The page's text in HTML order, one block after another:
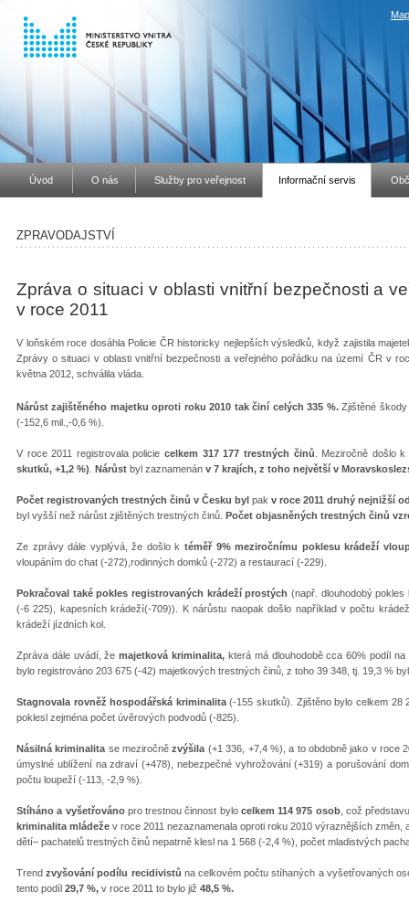
Úvod O nás Služby pro veřejnost Informační servis
ZPRAVODAJSTVÍ
Zpráva o situaci v oblasti vnitřní bezpečnosti a
v roce 2011
V loňském roce dosáhla Policie ČR historicky nejlepších výsledků, když zajistila
Zprávy o situaci v oblasti vnitřní bezpečnosti a veřejného pořádku na území ČR v
května 2012, schválila vláda.
Nárůst zajištěného majetku oproti roku 2010 tak činí celých335 %.Zjištěné
(-152,6 mil.,-0,6 %).
V roce 2011 registrovala policiecelkem 317 177 trestných činů . Meziročně došlo
skutků, +1,2 %) Nárůst byl zaznamenán v 7 krajích, z toho největší v
Počet registrovaných trestných činů v Česku byl pak v roce 2011 druhý nejnižší
byl vyšší než nárůst zjištěných trestných činů. Počet objasněných trestných činů
Ze zprávy dále vyplývá, že došlo ktéměř 9% meziročnímu poklesu krádeží
vloupáním do chat (-272),rodinných domků (-272) a restaurací (-229).
Pokračoval také pokles registrovaných krádeží prostých (např. dlouhodobýpokles
(-6 225), kapesních krádeží(-709)). K nárůstu naopak došlo například v počtu
krádeží jízdních kol.
Zpráva dále uvádí, žemajetková kriminalita, která má dlouhodobě cca 60% podíl
bylo registrováno 203 675 (-42) majetkových trestných činů, z toho 39 348, tj. 19,3 %
Stagnovala rovněž hospodářská kriminalita(-155 skutků). Zjištěno bylo celkem 28
poklesl zejména počet úvěrových podvodů (-825).
Násilná kriminalita se meziročnězvýšila (+1 336, +7,4 %), a to obdobně jako v roce
úmyslné ublížení na zdraví (+478), nebezpečné vyhrožování (+319) a porušování
počtu loupeží (-113, -2,9 %).
Stíháno a vyšetřováno pro trestnou činnost bylo celkem 114 975 osob, což
kriminalita mládeže v roce 2011 nezaznamenala oproti roku 2010 výraznějších
dětí– pachatelů trestných činů nepatrně klesl na 1 568 (-2,4 %), počet mladistvých
Trendzvyšování podílu recidivistů na celkovém počtu stíhaných a vyšetřovaných
tento podíl 29,7 %, v roce 2011 to bylo již 48,5 %.